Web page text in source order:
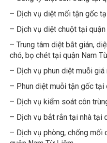
– Dịch vụ diệt mối tận gốc
– Dịch vụ diệt chuột tại quận
– Trung tâm diệt bắt gián,
chó, bọ chét tại quận Nam
– Dịch vụ phun diệt muỗi
– Phun diệt muỗi tận gốc tại
– Dịch vụ kiểm soát côn
– Dịch vụ bắt rắn tại nhà tại
– Dịch vụ phòng, chống
quận Nam Từ Liêm